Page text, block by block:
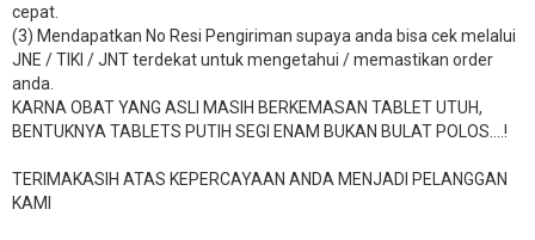
cepat.
(3) Mendapatkan No Resi Pengiriman supaya anda bisa cek melalui
JNE / TIKI / JNT terdekat untuk mengetahui / memastikan order
anda.
KARNA OBAT YANG ASLI MASIH BERKEMASAN TABLET UTUH,
BENTUKNYA TABLETS PUTIH SEGI ENAM BUKAN BULAT POLOS….!
TERIMAKASIH ATAS KEPERCAYAAN ANDA MENJADI PELANGGAN
KAMI